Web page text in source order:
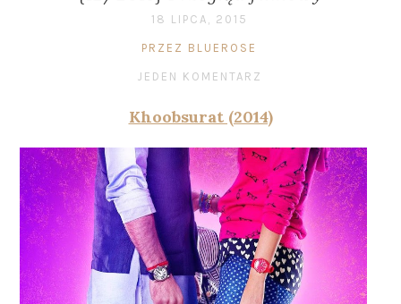
18 LIPCA, 2015
PRZEZ BLUEROSE
JEDEN KOMENTARZ
Khoobsurat (2014)